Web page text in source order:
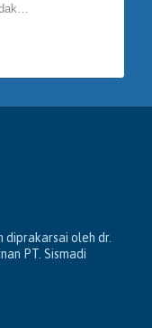
diprakarsai oleh dr.
PT. Sismadi